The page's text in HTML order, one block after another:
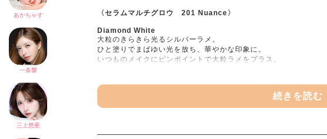
〈セラムマルチグロウ 201 Nuance〉
Diamond White
大粒のきらきら光るシルバーラメ。
ひと塗りでまばゆい光を放ち、華やかな印象に。
いつものメイクにピンポイントで大粒ラメをプラス。
透明感を与えるシアーなパープル。
肌に溶け込み内側からツヤ感・立体感を演出。※1